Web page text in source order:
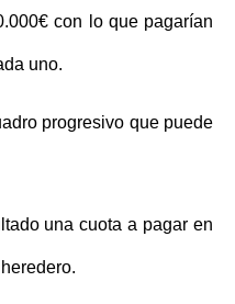
con lo que pagarían
uno.
progresivo que puede
una cuota a pagar en